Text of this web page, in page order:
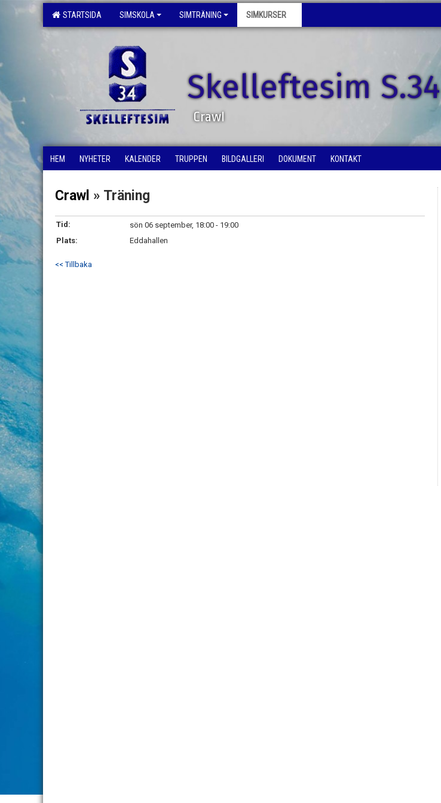
STARTSIDA SIMSKOLA SIMTRÄNING SIMKURSER
Skelleftesim S.34
Crawl
HEM NYHETER KALENDER TRUPPEN BILDGALLERI DOKUMENT KONTAKT
Crawl » Träning
Tid:
sön 06 september, 18:00 - 19:00
Plats:
Eddahallen
<< Tillbaka